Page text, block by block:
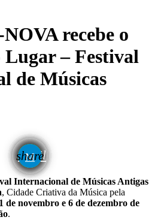
recebe o
Lugar – Festival
de Músicas
share
email
Internacional de Músicas Antigas
, Cidade Criativa da Música pela
de novembro e 6 de dezembro de
.